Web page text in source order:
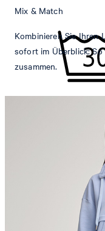
Maschinenwäsche bei
Mix & Match
Kombinieren Sie Ihren
sofort im Überblick:
zusammen.